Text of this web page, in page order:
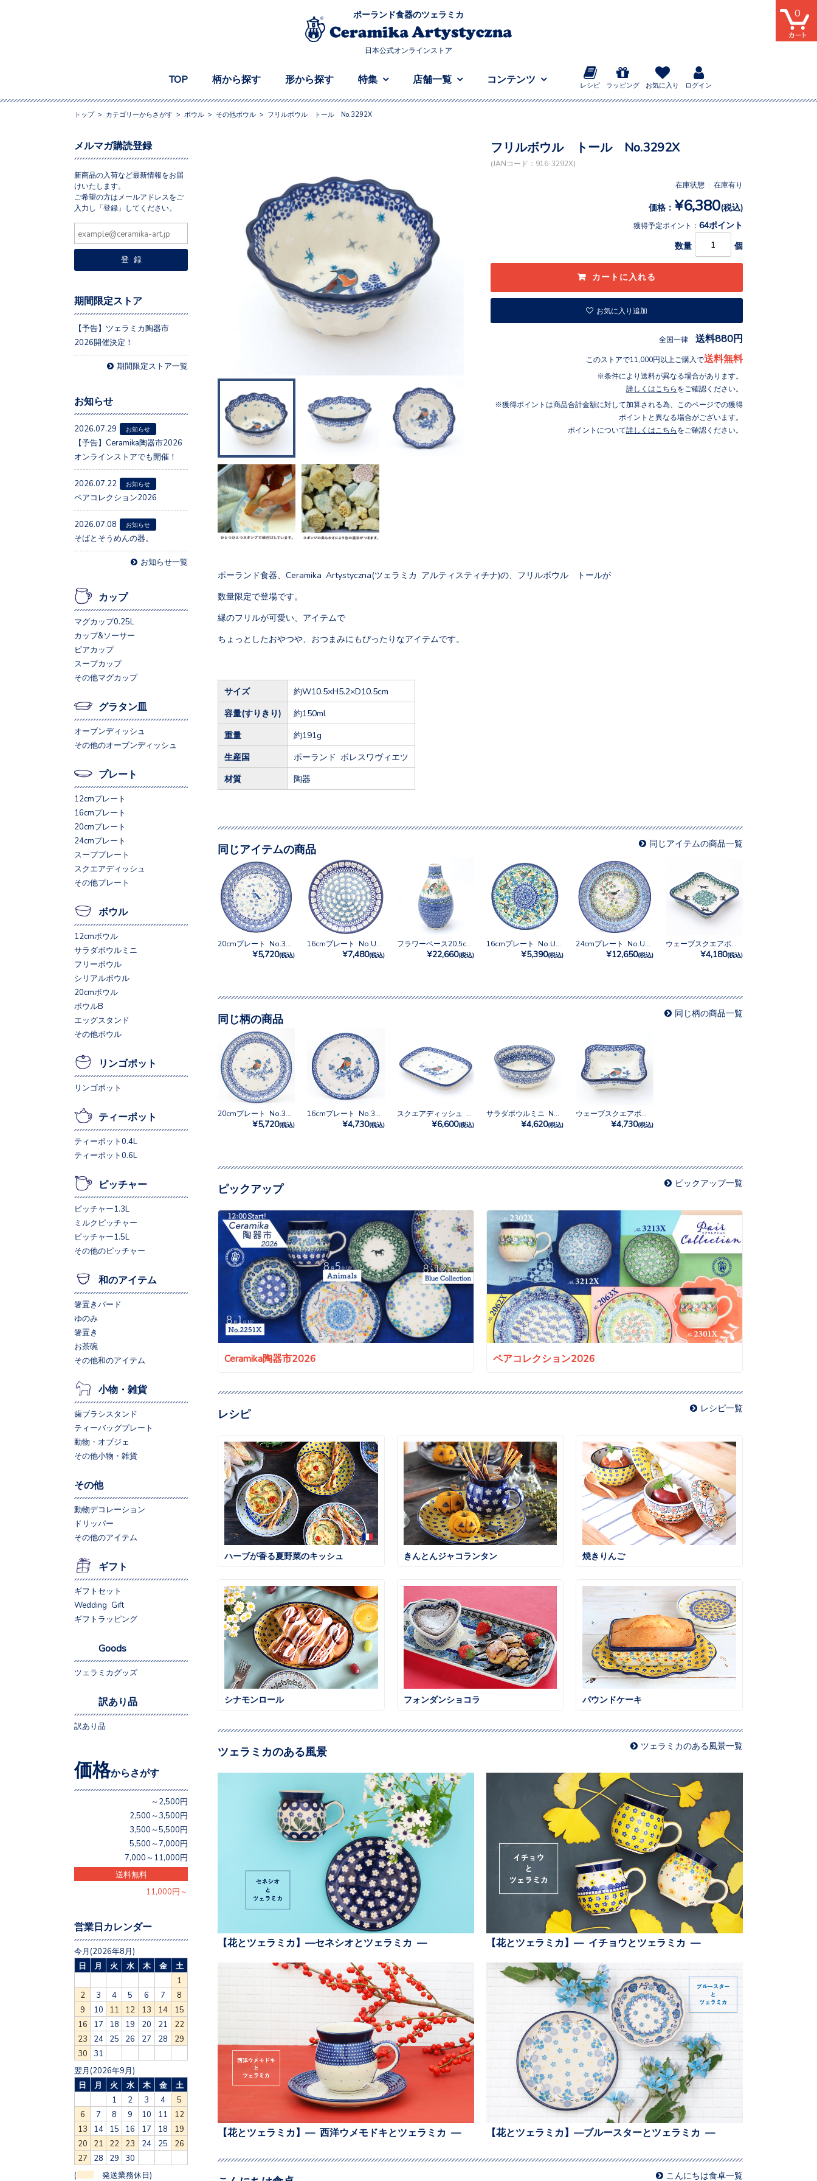
ポーランド食器のツェラミカ
日本公式オンラインストア
TOP 柄から探す 形から探す 特集 店舗一覧 コンテンツ
レシピ ラッピング お気に入り ログイン
0
トップ> カテゴリーからさがす > ボウル > その他ボウル > フリルボウル トール No.3292X
フリルボウル トール No.3292X
(JANコード：916-3292X)
在庫状態 : 在庫有り
価格： ¥6,380(税込)
獲得予定ポイント： 64ポイント
数量 個
お気に入り追加
全国一律 送料880円
このストアで11,000円以上ご購入で送料無料
条件により送料が異なる場合があります。
詳しくはこちら をご確認ください。
獲得ポイントは商品合計金額に対して加算される為、このページでの獲得
ポイントと異なる場合がございます。
ポイントについて詳しくはこちら をご確認ください。
ポーランド食器、Ceramika Artystyczna(ツェラミカ アルティスティチナ)の、フリルボウル トールが
数量限定で登場です。
縁のフリルが可愛い、アイテムで
ちょっとしたおやつや、おつまみにもぴったりなアイテムです。
サイズ 約W10.5×H5.2×D10.5cm
容量(すりきり) 約150ml
重量 約191g
生産国 ポーランド ボレスワヴィエツ
材質 陶器
同じアイテムの商品 同じアイテムの商品一覧
¥5,720(税込) ¥7,480(税込)
フラワーベース20.5cm No.U4-2567
¥22,660(税込) ¥5,390(税込) ¥12,650(税込) ¥4,180(税込)
同じ柄の商品 同じ柄の商品一覧
¥5,720(税込) ¥4,730(税込) ¥6,600(税込) ¥4,620(税込) ¥4,730(税込)
ピックアップ ピックアップ一覧
Ceramika陶器市2026 ペアコレクション2026
レシピ レシピ一覧
ハーブが香る夏野菜のキッシュ きんとんジャコランタン 焼きりんご
シナモンロール フォンダンショコラ パウンドケーキ
ツェラミカのある風景 ツェラミカのある風景一覧
【花とツェラミカ】—セネシオとツェラミカ — 【花とツェラミカ】— イチョウとツェラミカ —
【花とツェラミカ】— 西洋ウメモドキとツェラミカ — 【花とツェラミカ】—ブルースターとツェラミカ —
こんにちは食卓一覧
メルマガ購読登録
新商品の入荷など最新情報をお届
けいたします。
ご希望の方はメールアドレスをご
入力し「登録」してください。
期間限定ストア
【予告】ツェラミカ陶器市
2026開催決定！
期間限定ストア一覧
お知らせ
2026.07.29 お知らせ
【予告】Ceramika陶器市2026
オンラインストアでも開催！
2026.07.22 お知らせ
ペアコレクション2026
2026.07.08 お知らせ
そばとそうめんの器。
お知らせ一覧
カップ
マグカップ0.25L
カップ&ソーサー
ビアカップ
スープカップ
その他マグカップ
グラタン皿
オーブンディッシュ
その他のオーブンディッシュ
プレート
12cmプレート
16cmプレート
20cmプレート
24cmプレート
スーププレート
スクエアディッシュ
その他プレート
ボウル
12cmボウル
サラダボウルミニ
フリーボウル
シリアルボウル
20cmボウル
ボウルB
エッグスタンド
その他ボウル
リンゴポット
リンゴポット
ティーポット
ティーポット0.4L
ティーポット0.6L
ピッチャー
ピッチャー1.3L
ミルクピッチャー
ピッチャー1.5L
その他のピッチャー
和のアイテム
箸置きバード
ゆのみ
箸置き
お茶碗
その他和のアイテム
小物・雑貨
歯ブラシスタンド
ティーバッグプレート
動物・オブジェ
その他小物・雑貨
その他
動物デコレーション
ドリッパー
その他のアイテム
ギフト
ギフトセット
Wedding Gift
ギフトラッピング
Goods
ツェラミカグッズ
訳あり品
訳あり品
価格からさがす
～2,500円
2,500～3,500円
3,500～5,500円
5,500～7,000円
7,000～11,000円
送料無料
11,000円～
営業日カレンダー
今月(2026年8月)
日
月 火 水 木 金
土
1
2
3 4 5 6 7
8
9
10 11 12 13 14
15
16
17 18 19 20 21
22
23
24 25 26 27 28
29
30
31
翌月(2026年9月)
日
月 火 水 木 金
土
1
2 3 4
5
6
7 8 9 10 11
12
13
14 15 16 17 18
19
20
21 22 23 24 25
26
27
28 29 30
( 発送業務休日)